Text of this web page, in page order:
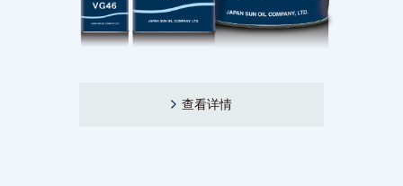
查看详情